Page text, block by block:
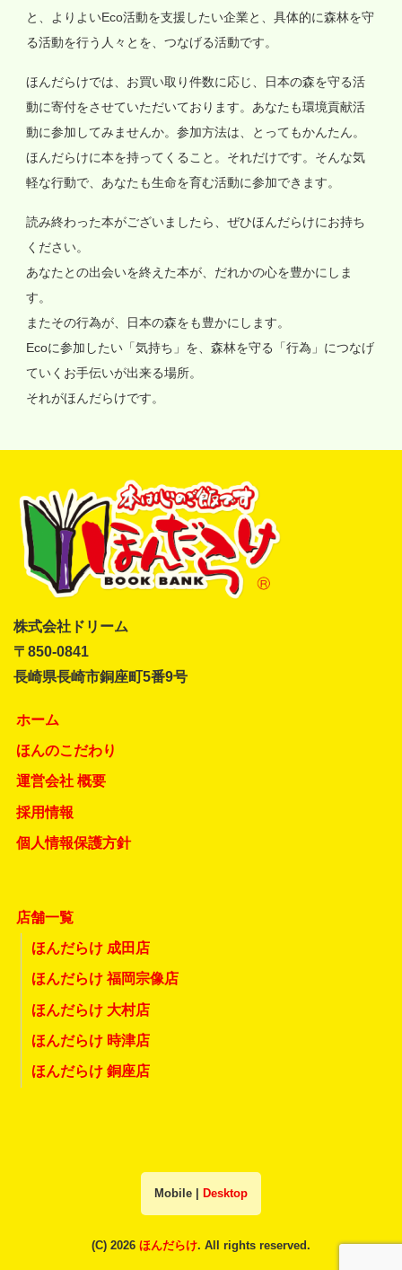
と、よりよいEco活動を支援したい企業と、具体的に森林を守
る活動を行う人々とを、つなげる活動です。
ほんだらけでは、お買い取り件数に応じ、日本の森を守る活
動に寄付をさせていただいております。あなたも環境貢献活
動に参加してみませんか。参加方法は、とってもかんたん。
ほんだらけに本を持ってくること。それだけです。そんな気
軽な行動で、あなたも生命を育む活動に参加できます。
読み終わった本がございましたら、ぜひほんだらけにお持ち
ください。
あなたとの出会いを終えた本が、だれかの心を豊かにしま
す。
またその行為が、日本の森をも豊かにします。
Ecoに参加したい「気持ち」を、森林を守る「行為」につなげ
ていくお手伝いが出来る場所。
それがほんだらけです。
株式会社ドリーム
〒850-0841
長崎県長崎市銅座町5番9号
ホーム
ほんのこだわり
運営会社 概要
採用情報
個人情報保護方針
店舗一覧
ほんだらけ 成田店
ほんだらけ 福岡宗像店
ほんだらけ 大村店
ほんだらけ 時津店
ほんだらけ 銅座店
Mobile | Desktop
(C) 2026 ほんだらけ. All rights reserved.